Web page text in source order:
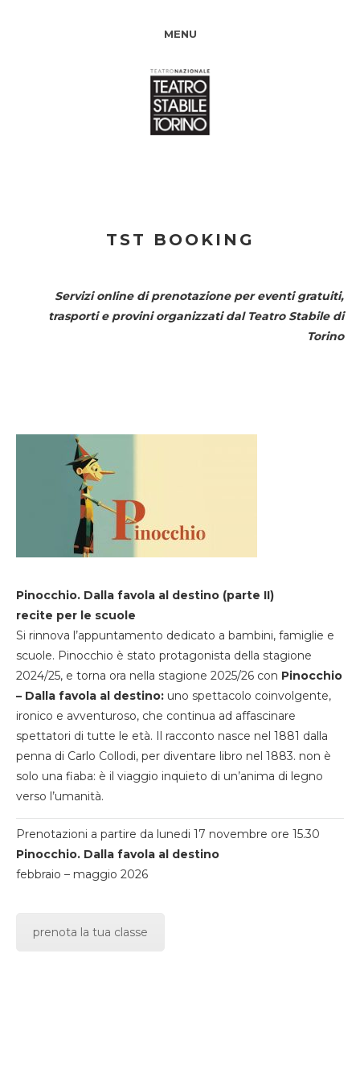
MENU
TST BOOKING
Servizi online di prenotazione per eventi gratuiti,
trasporti e provini organizzati dal Teatro Stabile di
Torino
Pinocchio. Dalla favola al destino (parte II)
recite per le scuole
Si rinnova l’appuntamento dedicato a bambini, famiglie e
scuole. Pinocchio è stato protagonista della stagione
2024/25, e torna ora nella stagione 2025/26 con Pinocchio
– Dalla favola al destino: uno spettacolo coinvolgente,
ironico e avventuroso, che continua ad affascinare
spettatori di tutte le età. Il racconto nasce nel 1881 dalla
penna di Carlo Collodi, per diventare libro nel 1883. non è
solo una fiaba: è il viaggio inquieto di un’anima di legno
verso l’umanità.
Prenotazioni a partire da lunedi 17 novembre ore 15.30
Pinocchio. Dalla favola al destino
febbraio – maggio 2026
prenota la tua classe